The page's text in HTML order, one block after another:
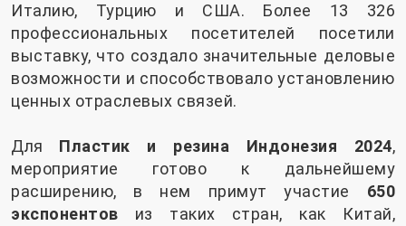
Италию, Турцию и США. Более 13 326
профессиональных посетителей посетили
выставку, что создало значительные деловые
возможности и способствовало установлению
ценных отраслевых связей.
Для Пластик и резина Индонезия 2024,
мероприятие готово к дальнейшему
расширению, в нем примут участие 650
экспонентов из таких стран, как Китай,